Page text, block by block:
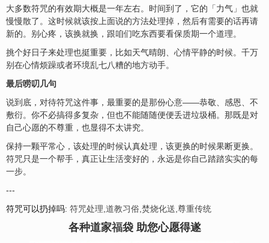
大多数符咒的有效期大概是一年左右。时间到了，它的「力气」也就
慢慢散了。这时候就该按上面说的方法处理掉，然后有需要的话再请
新的。别心疼，该换就换，跟咱们吃东西要看保质期一个道理。
挑个好日子来处理也挺重要，比如天气晴朗、心情平静的时候。千万
别在心情烦躁或者环境乱七八糟的地方动手。
最后唠叨几句
说到底，对待符咒这件事，最重要的是那份心意——恭敬、感恩、不
敷衍。你不必搞得多复杂，但也不能随随便便丢进垃圾桶。那既是对
自己心愿的不尊重，也显得不太讲究。
保持一颗平常心，该处理的时候认真处理，该更换的时候果断更换。
符咒只是一个帮手，真正让生活变好的，永远是你自己踏踏实实的每
一步。
---
符咒可以扔掉吗: 符咒处理,道教习俗,焚烧化送,尊重传统
各种道家福袋 助您心愿得遂